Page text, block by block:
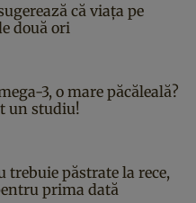
că viața pe
două ori
3, o mare păcăleală?
un studiu!
trebuie păstrate la rece,
prima dată